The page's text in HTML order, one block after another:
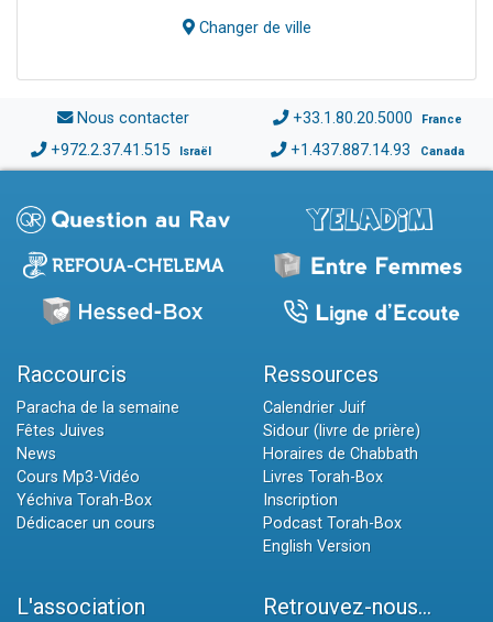
Changer de ville
Nous contacter +33.1.80.20.5000 France
+972.2.37.41.515 Israël +1.437.887.14.93 Canada
Raccourcis
Paracha de la semaine
Fêtes Juives
News
Cours Mp3-Vidéo
Yéchiva Torah-Box
Dédicacer un cours
Ressources
Calendrier Juif
Sidour (livre de prière)
Horaires de Chabbath
Livres Torah-Box
Inscription
Podcast Torah-Box
English Version
L'association Retrouvez-nous...